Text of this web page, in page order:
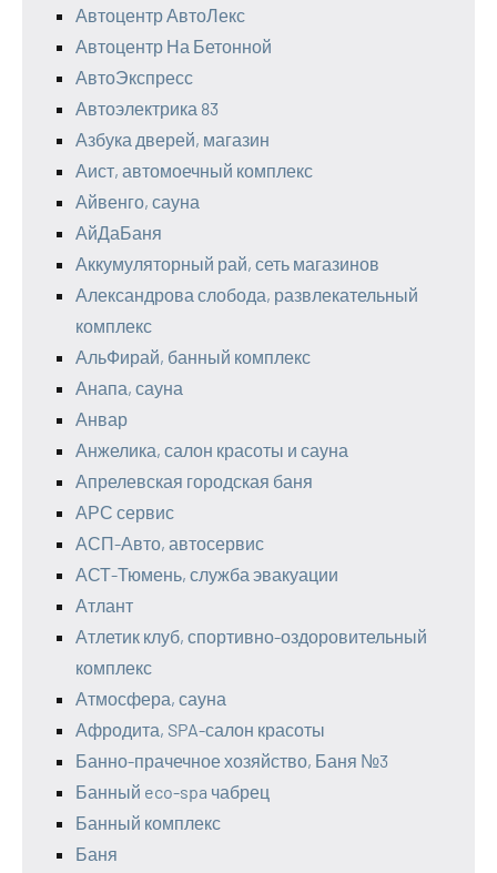
Автоцентр АвтоЛекс
Автоцентр На Бетонной
АвтоЭкспресс
Автоэлектрика 83
Азбука дверей, магазин
Аист, автомоечный комплекс
Айвенго, сауна
АйДаБаня
Аккумуляторный рай, сеть магазинов
Александрова слобода, развлекательный
комплекс
АльФирай, банный комплекс
Анапа, сауна
Анвар
Анжелика, салон красоты и сауна
Апрелевская городская баня
АРС сервис
АСП-Авто, автосервис
АСТ-Тюмень, служба эвакуации
Атлант
Атлетик клуб, спортивно-оздоровительный
комплекс
Атмосфера, сауна
Афродита, SPA-салон красоты
Банно-прачечное хозяйство, Баня №3
Банный eco-spa чабрец
Банный комплекс
Баня